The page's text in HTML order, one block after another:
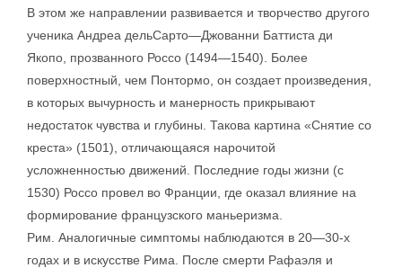
В этом же направлении развивается и творчество другого
ученика Андреа дельСарто—Джованни Баттиста ди
Якопо, прозванного Россо (1494—1540). Более
поверхностный, чем Понтормо, он создает произведения,
в которых вычурность и манерность прикрывают
недостаток чувства и глубины. Такова картина «Снятие со
креста» (1501), отличающаяся нарочитой
усложненностью движений. Последние годы жизни (с
1530) Россо провел во Франции, где оказал влияние на
формирование французского маньеризма.
Рим. Аналогичные симптомы наблюдаются в 20—30-х
годах и в искусстве Рима. После смерти Рафаэля и